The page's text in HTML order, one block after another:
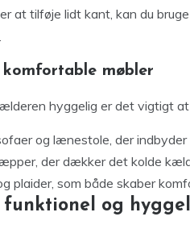
at tilføje lidt kant, kan du
møbler
hyggelig er det vigtigt
og lænestole, der indbyder
der dækker det kolde
plaider, som både skaber
funktionel og